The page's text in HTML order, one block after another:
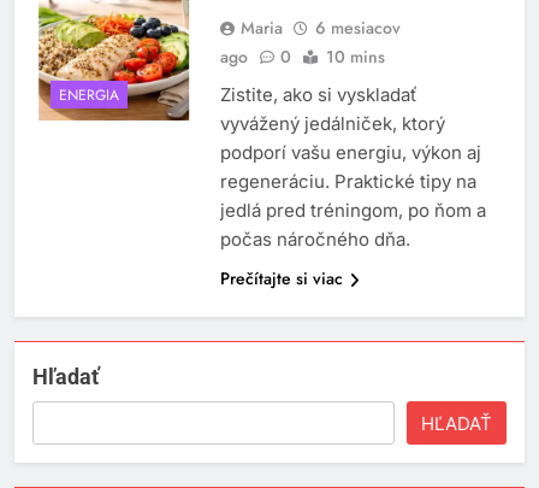
ENERGIA
Maria
6 mesiacov
ago
0 10 mins
Zistite, ako si vyskladať
vyvážený jedálniček, ktorý
podporí vašu energiu, výkon aj
regeneráciu. Praktické tipy na
jedlá pred tréningom, po ňom a
počas náročného dňa.
Prečítajte si viac
Hľadať
HĽADAŤ